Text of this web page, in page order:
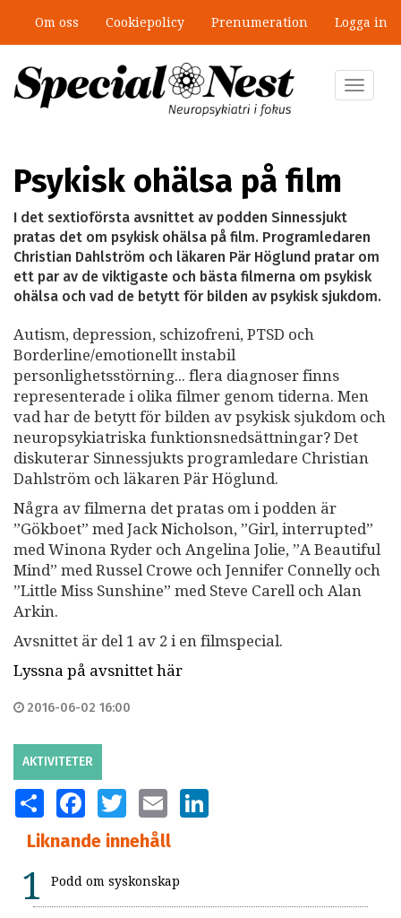
huvudinnehåll
Om oss Cookiepolicy Prenumeration Logga in
Toggle
Psykisk ohälsa på film
I det sextioförsta avsnittet av podden Sinnessjukt
pratas det om psykisk ohälsa på film. Programledaren
Christian Dahlström och läkaren Pär Höglund pratar om
ett par av de viktigaste och bästa filmerna om psykisk
ohälsa och vad de betytt för bilden av psykisk sjukdom.
Autism, depression, schizofreni, PTSD och
Borderline/emotionellt instabil
personlighetsstörning... flera diagnoser finns
representerade i olika filmer genom tiderna. Men
vad har de betytt för bilden av psykisk sjukdom och
neuropsykiatriska funktionsnedsättningar? Det
diskuterar Sinnessjukts programledare Christian
Dahlström och läkaren Pär Höglund.
Några av filmerna det pratas om i podden är
”Gökboet” med Jack Nicholson, ”Girl, interrupted”
med Winona Ryder och Angelina Jolie, ”A Beautiful
Mind” med Russel Crowe och Jennifer Connelly och
”Little Miss Sunshine” med Steve Carell och Alan
Arkin.
Avsnittet är del 1 av 2 i en filmspecial.
Lyssna på avsnittet här
2016-06-02 16:00
AKTIVITETER
SHARE FACEBOOKTWITTER EMAIL
Liknande innehåll
Podd om syskonskap
”Jobbet gick bra – just därför togs
stödet bort”